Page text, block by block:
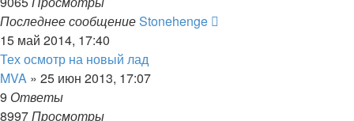
Последнее сообщениеStonehenge
15 май 2014, 17:40
Тех осмотр на новый лад
MVA » 25 июн 2013, 17:07
9 Ответы
8997Просмотры